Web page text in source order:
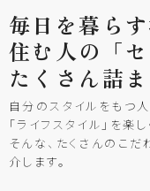
毎日を暮らす
住む 人の 「
たくさん詰
自分のスタイルをもつ
「ライフスタイル」を楽
そんな、たくさんのこだ
介します。